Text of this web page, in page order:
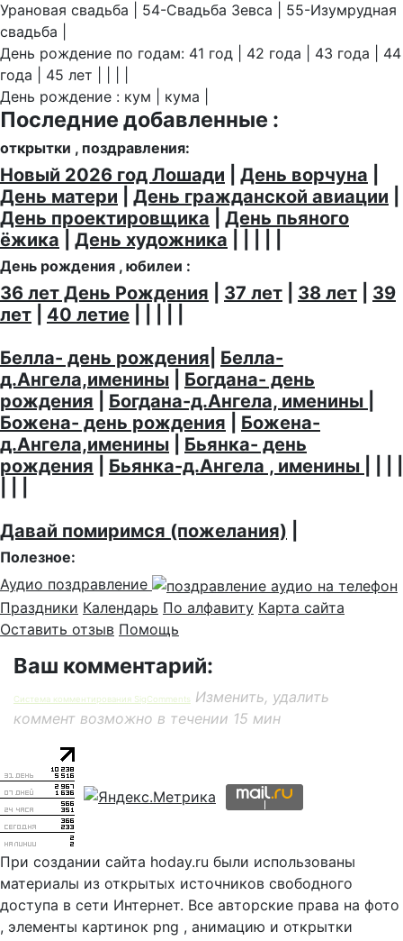
Урановая свадьба | 54-Свадьба Зевса | 55-Изумрудная
свадьба |
День рождение по годам: 41 год | 42 года | 43 года | 44
года | 45 лет | | | |
День рождение : кум | кума |
Последние добавленные :
открытки , поздравления:
Новый 2026 год Лошади День ворчуна
День матери
День гражданской авиации
День проектировщика
День пьяного
ёжика
День художника
День рождения , юбилеи :
36 лет День Рождения 37 лет 38 лет
39
лет
40 летие
Белла- день рождения Белла-
д.Ангела,именины
Богдана- день
рождения
Богдана-д.Ангела, именины
Божена- день рождения
Божена-
д.Ангела,именины
Бьянка- день
рождения
Бьянка-д.Ангела , именины
Давай помиримся (пожелания)
Полезное:
Аудио поздравление
Праздники Календарь По алфавиту Карта сайта
Оставить отзыв Помощь
Ваш комментарий:
Система комментирования SigComments
Изменить, удалить
коммент возможно в течении 15 мин
При создании сайта hoday.ru были использованы
материалы из открытых источников свободного
доступа в сети Интернет. Все авторские права на фото
, элементы картинок png , анимацию и открытки